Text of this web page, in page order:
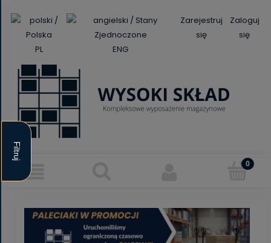
PL ENG
Zarejestruj
się
Zaloguj
się
Filtruj